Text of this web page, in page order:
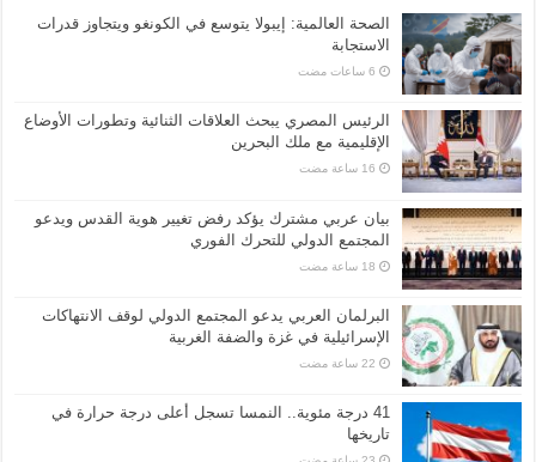
الصحة العالمية: إيبولا يتوسع في الكونغو ويتجاوز قدرات
الاستجابة
الرئيس المصري يبحث العلاقات الثنائية وتطورات الأوضاع
الإقليمية مع ملك البحرين
بيان عربي مشترك يؤكد رفض تغيير هوية القدس ويدعو
المجتمع الدولي للتحرك الفوري
البرلمان العربي يدعو المجتمع الدولي لوقف الانتهاكات
الإسرائيلية في غزة والضفة الغربية
41 درجة مئوية.. النمسا تسجل أعلى درجة حرارة في
تاريخها